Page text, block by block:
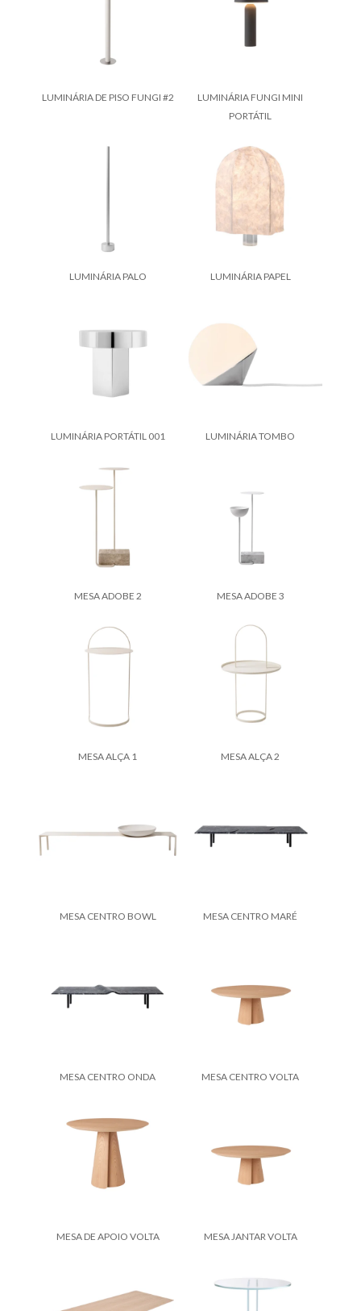
LUMINÁRIA DE PISO FUNGI #2
LUMINÁRIA FUNGI MINI
PORTÁTIL
LUMINÁRIA PALO LUMINÁRIA PAPEL
LUMINÁRIA PORTÁTIL 001 LUMINÁRIA TOMBO
MESA ADOBE 2 MESA ADOBE 3
MESA ALÇA 1 MESA ALÇA 2
MESA CENTRO BOWL MESA CENTRO MARÉ
MESA CENTRO ONDA MESA CENTRO VOLTA
MESA DE APOIO VOLTA MESA JANTAR VOLTA